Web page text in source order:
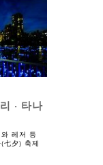
· 타나
레저 등
七夕) 축제